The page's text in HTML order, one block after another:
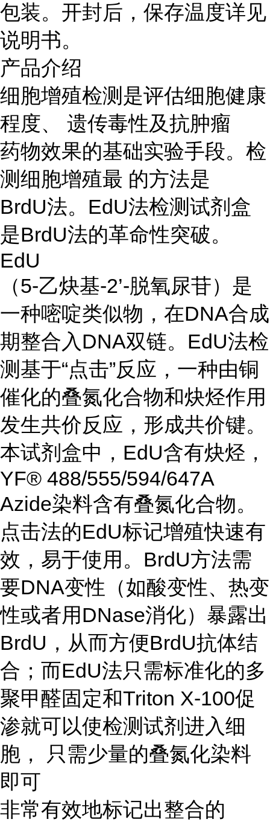
包装。开封后，保存温度详见
说明书。
产品介绍
细胞增殖检测是评估细胞健康
程度、 遗传毒性及抗肿瘤
药物效果的基础实验手段。检
测细胞增殖最 的方法是
BrdU法。EdU法检测试剂盒
是BrdU法的革命性突破。
EdU
（5-乙炔基-2’-脱氧尿苷）是
一种嘧啶类似物，在DNA合成
期整合入DNA双链。EdU法检
测基于“点击”反应，一种由铜
催化的叠氮化合物和炔烃作用
发生共价反应，形成共价键。
本试剂盒中，EdU含有炔烃，
YF® 488/555/594/647A
Azide染料含有叠氮化合物。
点击法的EdU标记增殖快速有
效，易于使用。BrdU方法需
要DNA变性（如酸变性、热变
性或者用DNase消化）暴露出
BrdU，从而方便BrdU抗体结
合；而EdU法只需标准化的多
聚甲醛固定和Triton X-100促
渗就可以使检测试剂进入细
胞， 只需少量的叠氮化染料
即可
非常有效地标记出整合的